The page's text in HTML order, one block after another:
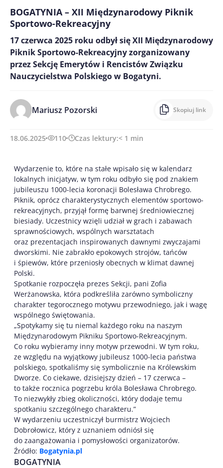
BOGATYNIA – XII Międzynarodowy Piknik
Sportowo-Rekreacyjny
17 czerwca 2025 roku odbył się XII Międzynarodowy
Piknik Sportowo-Rekreacyjny zorganizowany
przez Sekcję Emerytów i Rencistów Związku
Nauczycielstwa Polskiego w Bogatyni.
Mariusz Pozorski Skopiuj link
18.06.2025 110 Czas lektury:< 1 min
Wydarzenie to, które na stałe wpisało się w kalendarz
lokalnych inicjatyw, w tym roku odbyło się pod znakiem
jubileuszu 1000-lecia koronacji Bolesława Chrobrego.
Piknik, oprócz charakterystycznych elementów sportowo-
rekreacyjnych, przyjął formę barwnej średniowiecznej
biesiady. Uczestnicy wzięli udział w grach i zabawach
sprawnościowych, wspólnych warsztatach
oraz prezentacjach inspirowanych dawnymi zwyczajami
dworskimi. Nie zabrakło epokowych strojów, tańców
i śpiewów, które przeniosły obecnych w klimat dawnej
Polski.
Spotkanie rozpoczęła prezes Sekcji, pani Zofia
Werżanowska, która podkreśliła zarówno symboliczny
charakter tegorocznego motywu przewodniego, jak i wagę
wspólnego świętowania.
„Spotykamy się tu niemal każdego roku na naszym
Międzynarodowym Pikniku Sportowo-Rekreacyjnym.
Co roku wybieramy inny motyw przewodni. W tym roku,
ze względu na wyjątkowy jubileusz 1000-lecia państwa
polskiego, spotkaliśmy się symbolicznie na Królewskim
Dworze. Co ciekawe, dzisiejszy dzień – 17 czerwca –
to także rocznica pogrzebu króla Bolesława Chrobrego.
To niezwykły zbieg okoliczności, który dodaje temu
spotkaniu szczególnego charakteru.”
W wydarzeniu uczestniczył burmistrz Wojciech
Dobrołowicz, który z uznaniem odniósł się
do zaangażowania i pomysłowości organizatorów.
Źródło: Bogatynia.pl
BOGATYNIA